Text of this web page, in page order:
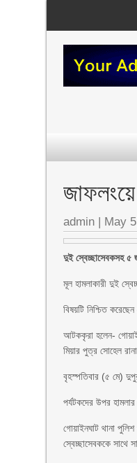
admin | May
দুই স্বেচ্ছাসেবকসহ
মূল হামলাকারী দুই
বিষয়টি নিশ্চিত
আটককৃরা হলেন-
মিয়ার পুত্র সোহেল
বৃহস্পতিবার (৫ মে)
পর্যটকদের উপর
গোয়াইনঘাট থানা
স্বেচ্ছাসেবককে সাথে